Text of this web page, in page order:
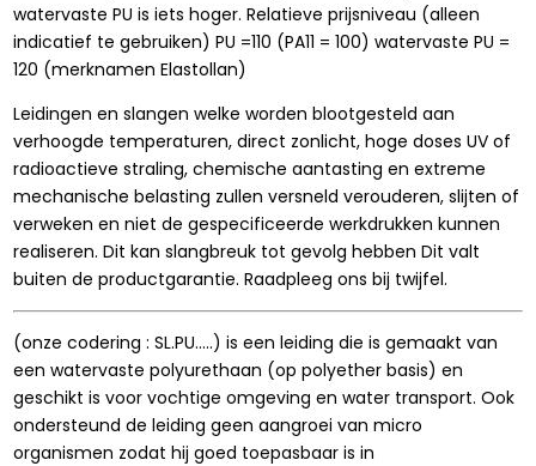
watervaste PU is iets hoger. Relatieve prijsniveau (alleen
indicatief te gebruiken) PU =110 (PA11 = 100) watervaste PU =
120 (merknamen Elastollan)
Leidingen en slangen welke worden blootgesteld aan
verhoogde temperaturen, direct zonlicht, hoge doses UV of
radioactieve straling, chemische aantasting en extreme
mechanische belasting zullen versneld verouderen, slijten of
verweken en niet de gespecificeerde werkdrukken kunnen
realiseren. Dit kan slangbreuk tot gevolg hebben Dit valt
buiten de productgarantie. Raadpleeg ons bij twijfel.
(onze codering : SL.PU.....) is een leiding die is gemaakt van
een watervaste polyurethaan (op polyether basis) en
geschikt is voor vochtige omgeving en water transport. Ook
ondersteund de leiding geen aangroei van micro
organismen zodat hij goed toepasbaar is in